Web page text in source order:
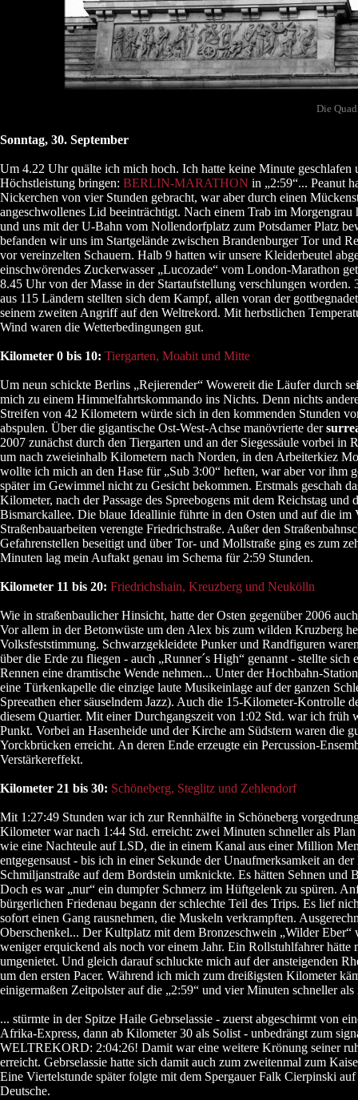
Die
Sonntag, 30. September
Um 4.22 Uhr quälte ich mich hoch. Ich hatte keine Minute geschlafen
Höchstleistung bringen: BERLIN-MARATHON in „2:59“... Peanut
Nickerchen von vier Stunden gebracht, war aber durch einen
angeschwollenes Lid beeinträchtigt. Nach einem Trab im Morgengrau
und uns mit der U-Bahn vom Nollendorfplatz zum Potsdamer Platz
befanden wir uns im Startgelände zwischen Brandenburger Tor und
vor vereinzelten Schauern. Halb 9 hatten wir unsere Kleiderbeutel
einschwörendes Zuckerwasser „Lucozade“ vom London-Marathon
8.45 Uhr von der Masse in der Startaufstellung verschlungen worden.
aus 115 Ländern stellten sich dem Kampf, allen voran der
seinem zweiten Angriff auf den Weltrekord. Mit herbstlichen
Wind waren die Wetterbedingungen gut.
Kilometer 0 bis 10: Tiergarten, Moabit und Mitte
Um neun schickte Berlins „Rejierender“ Wowereit die Läufer durch
mich zu einem Himmelfahrtskommando ins Nichts. Denn nichts
Streifen von 42 Kilometern würde sich in den kommenden Stunden
abspulen. Über die gigantische Ost-West-Achse manövrierte der
2007 zunächst durch den Tiergarten und an der Siegessäule vorbei in
um nach zweieinhalb Kilometern nach Norden, in den Arbeiterkiez
wollte ich mich an den Hase für „Sub 3:00“ heften, war aber vor ihm
später im Gewimmel nicht zu Gesicht bekommen. Erstmals geschah
Kilometer, nach der Passage des Spreebogens mit dem Reichstag und
Bismarckallee. Die blaue Ideallinie führte in den Osten und auf die im
Straßenbauarbeiten verengte Friedrichstraße. Außer den
Gefahrenstellen beseitigt und über Tor- und Mollstraße ging es zum
Minuten lag mein Auftakt genau im Schema für 2:59 Stunden.
Kilometer 11 bis 20: Friedrichshain, Kreuzberg und Neukölln
Wie in straßenbaulicher Hinsicht, hatte der Osten gegenüber 2006
Vor allem in der Betonwüste um den Alex bis zum wilden Kruzberg
Volksfeststimmung. Schwarzgekleidete Punker und Randfiguren
über die Erde zu fliegen - auch „Runner´s High“ genannt - stellte sich
Rennen eine dramtische Wende nehmen... Unter der Hochbahn-
eine Türkenkapelle die einzige laute Musikeinlage auf der ganzen
Spreeathen eher säuselndem Jazz). Auch die 15-Kilometer-Kontrolle
diesem Quartier. Mit einer Durchgangszeit von 1:02 Std. war ich früh
Punkt. Vorbei an Hasenheide und der Kirche am Südstern waren die
Yorckbrücken erreicht. An deren Ende erzeugte ein Percussion-
Verstärkereffekt.
Kilometer 21 bis 30: Schöneberg, Steglitz und Zehlendorf
Mit 1:27:49 Stunden war ich zur Rennhälfte in Schöneberg
Kilometer war nach 1:44 Std. erreicht: zwei Minuten schneller als
wie eine Nachteule auf LSD, die in einem Kanal aus einer Million
entgegensaust - bis ich in einer Sekunde der Unaufmerksamkeit an
Schmiljanstraße auf dem Bordstein umknickte. Es hätten Sehnen und
Doch es war „nur“ ein dumpfer Schmerz im Hüftgelenk zu spüren.
bürgerlichen Friedenau begann der schlechte Teil des Trips. Es lief
sofort einen Gang rausnehmen, die Muskeln verkrampften.
Oberschenkel... Der Kultplatz mit dem Bronzeschwein „Wilder Eber“
weniger erquickend als noch vor einem Jahr. Ein Rollstuhlfahrer hätte
umgenietet. Und gleich darauf schluckte mich auf der ansteigenden
um den ersten Pacer. Während ich mich zum dreißigsten Kilometer
einigermaßen Zeitpolster auf die „2:59“ und vier Minuten schneller
... stürmte in der Spitze Haile Gebrselassie - zuerst abgeschirmt von
Afrika-Express, dann ab Kilometer 30 als Solist - unbedrängt zum
WELTREKORD: 2:04:26! Damit war eine weitere Krönung seiner
erreicht. Gebrselassie hatte sich damit auch zum zweitenmal zum
Eine Viertelstunde später folgte mit dem Spergauer Falk Cierpinski auf
Deutsche.